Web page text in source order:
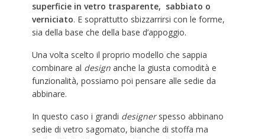
superficie in vetro trasparente, sabbiato o
verniciato. E soprattutto sbizzarrirsi con le forme,
sia della base che della base d’appoggio.
Una volta scelto il proprio modello che sappia
combinare al designanche la giusta comodità e
funzionalità, possiamo poi pensare alle sedie da
abbinare.
In questo caso i grandi designerspesso abbinano
sedie di vetro sagomato, bianche di stoffa ma